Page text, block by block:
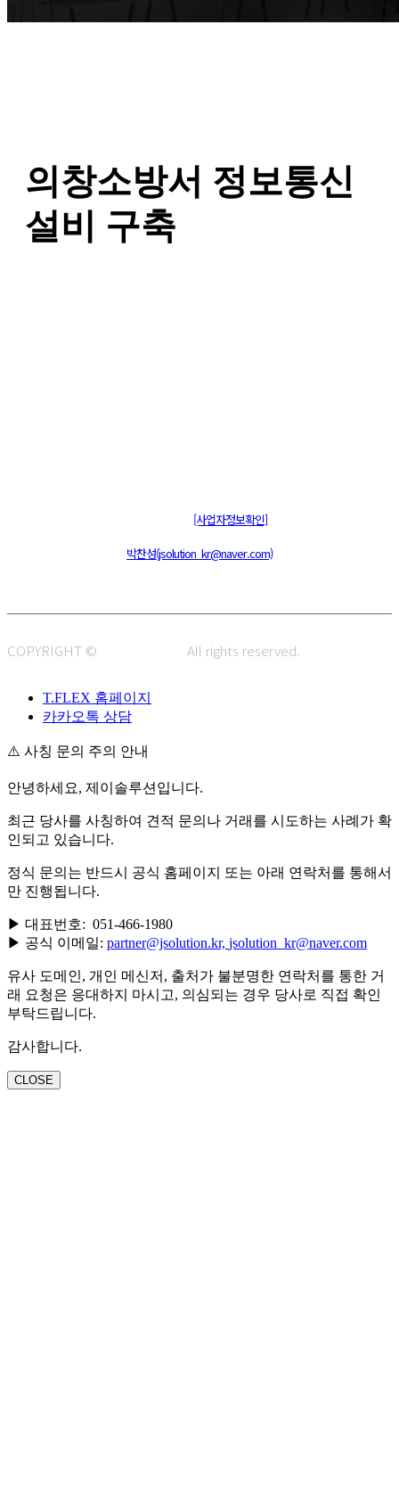
의창소방서 정보통신
설비 구축
[사업자정보확인]
박찬성(jsolution_kr@naver.com)
COPYRIGHT © All rights reserved.
T.FLEX 홈페이지
카카오톡 상담
⚠️ 사칭 문의 주의 안내
안녕하세요, 제이솔루션입니다.
최근 당사를 사칭하여 견적 문의나 거래를 시도하는 사례가 확
인되고 있습니다.
정식 문의는 반드시 공식 홈페이지 또는 아래 연락처를 통해서
만 진행됩니다.
▶ 대표번호: 051-466-1980
▶ 공식 이메일: partner@jsolution.kr, jsolution_kr@naver.com
유사 도메인, 개인 메신저, 출처가 불분명한 연락처를 통한 거
래 요청은 응대하지 마시고, 의심되는 경우 당사로 직접 확인
부탁드립니다.
감사합니다.
CLOSE